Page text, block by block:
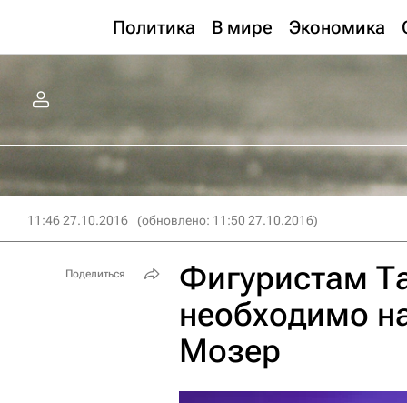
Политика В мире Экономика
11:46 27.10.2016 (обновлено: 11:50 27.10.2016)
Фигуристам
необходимо
Мозер
Поделиться